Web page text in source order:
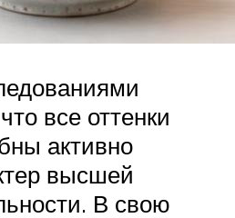
все оттенки
активно
высшей
В свою